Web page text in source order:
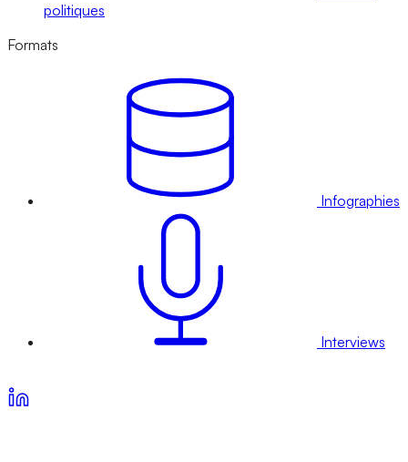
politiques
Formats
Infographies
Interviews